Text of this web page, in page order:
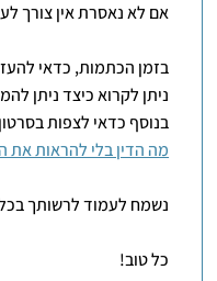
אם לא נאסרת אין צורך
בזמן הכתמות, כדאי
ניתן לקרוא כיצד ניתן
בנוסף כדאי לצפות בסרטון
מה הדין בלי להראות את
נשמח לעמוד לרשותך
כל טוב!